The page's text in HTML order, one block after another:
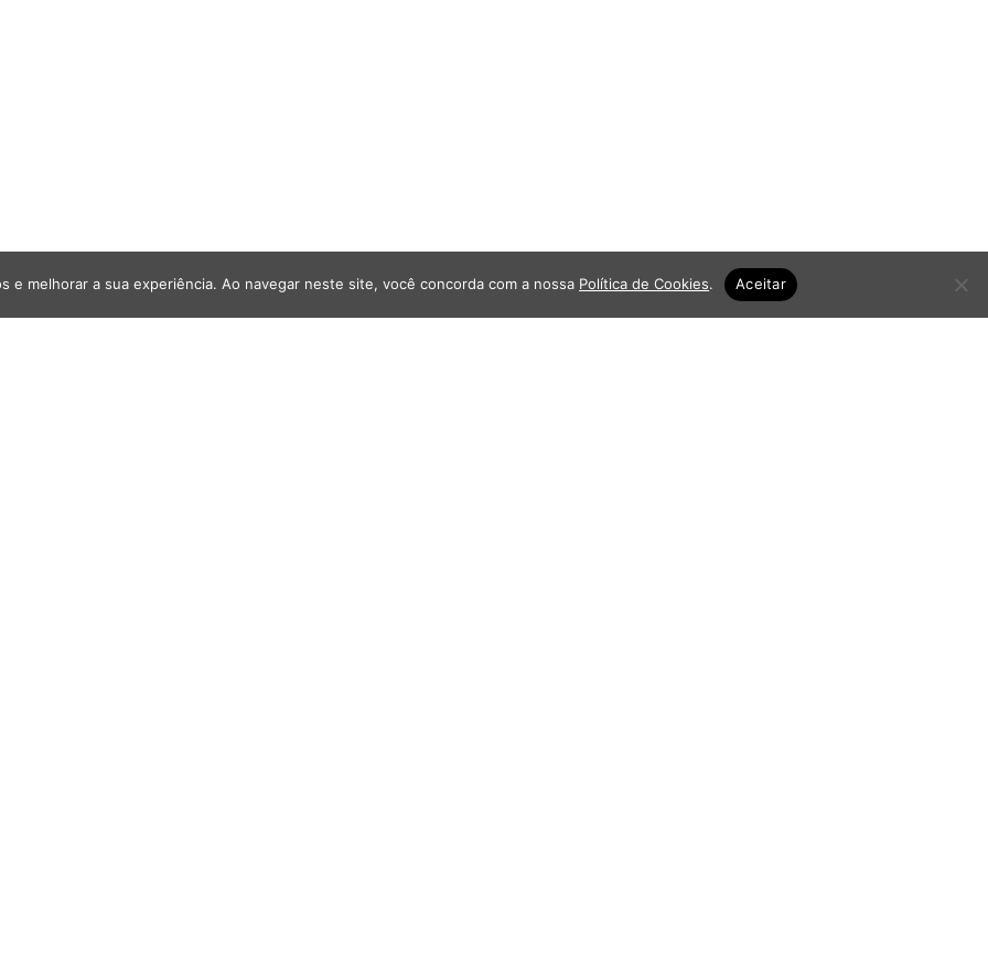
e melhorar a sua experiência. Ao navegar neste site, você concorda com a nossa Política de Cookies. Aceitar